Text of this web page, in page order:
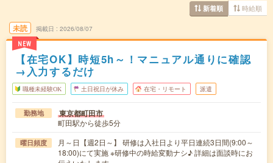
新着順 時給順
未読
NEW
掲載日 2026/08/07
【在宅OK】時短5h～！マニュアル通りに確認
→入力するだけ
職種未経験OK 土日祝日が休み 在宅・リモート 派遣
勤務地 東京都町田市
町田駅から徒歩5分
曜日頻度
月～日【週2日～】 研修は入社日より平日連続3日間(9:00～
18:00)にて実施 ※研修中の時給変動ナシ♪ 詳細は面談時にお